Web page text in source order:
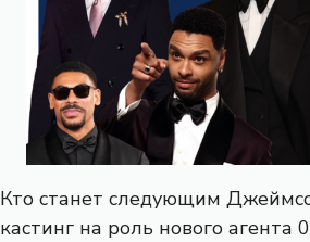
Кто станет следующим
кастинг на роль нового агента